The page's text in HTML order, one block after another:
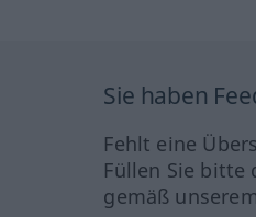
Sie haben
Fehlt eine
Füllen Sie bitte
gemäß